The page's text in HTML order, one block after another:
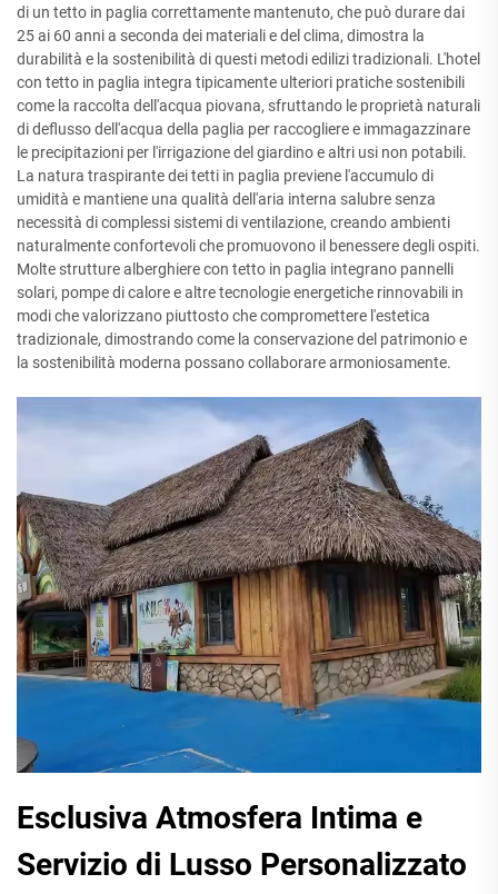
di un tetto in paglia correttamente mantenuto, che può durare dai
25 ai 60 anni a seconda dei materiali e del clima, dimostra la
durabilità e la sostenibilità di questi metodi edilizi tradizionali. L'hotel
con tetto in paglia integra tipicamente ulteriori pratiche sostenibili
come la raccolta dell'acqua piovana, sfruttando le proprietà naturali
di deflusso dell'acqua della paglia per raccogliere e immagazzinare
le precipitazioni per l'irrigazione del giardino e altri usi non potabili.
La natura traspirante dei tetti in paglia previene l'accumulo di
umidità e mantiene una qualità dell'aria interna salubre senza
necessità di complessi sistemi di ventilazione, creando ambienti
naturalmente confortevoli che promuovono il benessere degli ospiti.
Molte strutture alberghiere con tetto in paglia integrano pannelli
solari, pompe di calore e altre tecnologie energetiche rinnovabili in
modi che valorizzano piuttosto che compromettere l'estetica
tradizionale, dimostrando come la conservazione del patrimonio e
la sostenibilità moderna possano collaborare armoniosamente.
Esclusiva Atmosfera Intima e
Servizio di Lusso Personalizzato